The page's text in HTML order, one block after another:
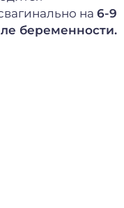
на 6-9
беременности.